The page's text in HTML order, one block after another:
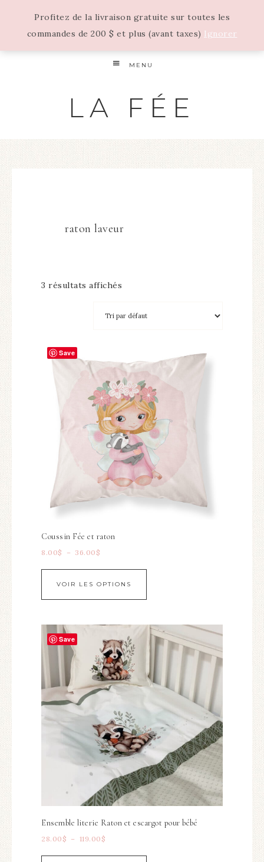
Profitez de la livraison gratuite sur toutes les
commandes de 200 $ et plus (avant taxes) Ignorer
MENU
LA FÉE
raton laveur
3 résultats affichés
Save
Coussin Fée et raton
8.00$ – 36.00 $
VOIR LES OPTIONS
Save
Ensemble literie Raton et escargot pour bébé
28.00 $ – 119.00 $